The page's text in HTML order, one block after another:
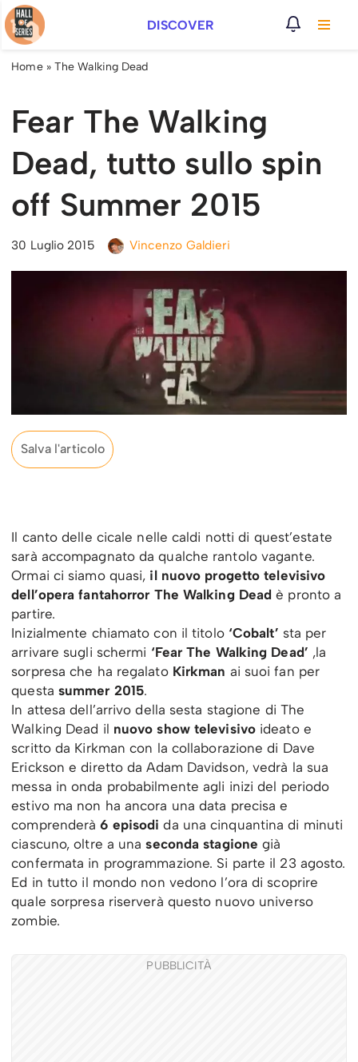
Vai
al
DISCOVER
Home» The Walking Dead
Fear The Walking
Dead, tutto sullo spin
off Summer 2015
30 Luglio 2015 Vincenzo Galdieri
Salva l'articolo
Il canto delle cicale nelle caldi notti di quest’estate
sarà accompagnato da qualche rantolo vagante.
Ormai ci siamo quasi, il nuovo progetto televisivo
dell’opera fantahorror The Walking Dead è pronto a
partire.
Inizialmente chiamato con il titolo ‘Cobalt’ sta per
arrivare sugli schermi ‘Fear The Walking Dead’ ,la
sorpresa che ha regalato Kirkman ai suoi fan per
questa summer 2015.
In attesa dell’arrivo della sesta stagione di The
Walking Dead il nuovo show televisivoideato e
scritto da Kirkman con la collaborazione di Dave
Erickson e diretto da Adam Davidson, vedrà la sua
messa in onda probabilmente agli inizi del periodo
estivo ma non ha ancora una data precisa e
comprenderà6 episodi da una cinquantina di minuti
ciascuno, oltre a unaseconda stagione già
confermata in programmazione. Si parte il 23 agosto.
Ed in tutto il mondo non vedono l’ora di scoprire
quale sorpresa riserverà questo nuovo universo
zombie.
PUBBLICITÀ